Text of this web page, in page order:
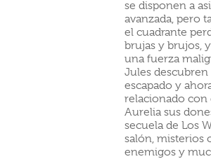
se disponen a
avanzada, pero
el cuadrante
brujas y brujos,
una fuerza
Jules
escapado y
relacionado con
Aurelia sus
secuela de Los
salón, misterios
enemigos y